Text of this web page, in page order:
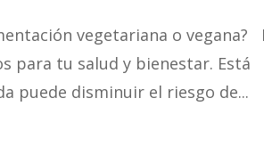
vegetariana o vegana?
para tu salud y bienestar. Está
puede disminuir el riesgo de...